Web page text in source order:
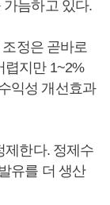
늠하고 있다.
정은 곧바로
렵지만 1~2%
익성 개선효과
제한다. 정제수
유를 더 생산